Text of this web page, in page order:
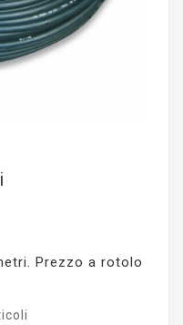
Prezzo a rotolo